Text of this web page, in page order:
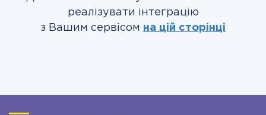
реалізувати інтеграцію
з Вашим сервісом на цій сторінці